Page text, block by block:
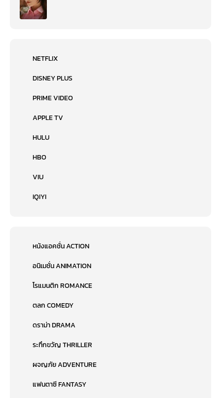
NETFLIX
DISNEY PLUS
PRIME VIDEO
APPLE TV
HULU
HBO
VIU
IQIYI
หนังแอคชั่น ACTION
อนิเมชั่น ANIMATION
โรแมนติก ROMANCE
ตลก COMEDY
ดราม่า DRAMA
ระทึกขวัญ THRILLER
ผจญภัย ADVENTURE
แฟนตาซี FANTASY